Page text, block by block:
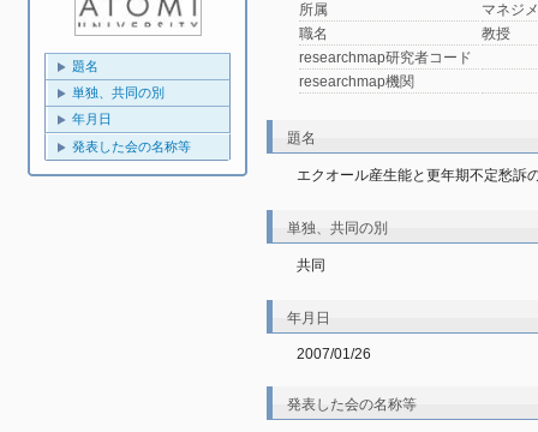
題名
単独、共同の別
年月日
発表した会の名称等
所属
マネジ
職名
教授
researchmap研究者コード
researchmap機関
題名
エクオール産生能と更年期不定愁訴
単独、共同の別
共同
年月日
2007/01/26
発表した会の名称等